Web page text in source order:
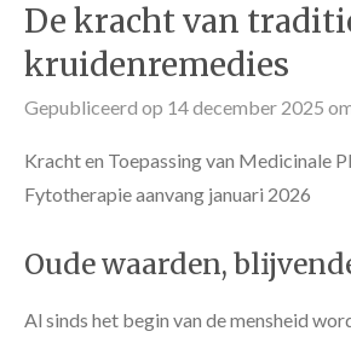
De kracht van
kruidenremedies
Gepubliceerd op 14 december 2025
Kracht en Toepassing van Medicinale
Fytotherapie aanvang januari 2026
Oude waarden,
Al sinds het begin van de mensheid